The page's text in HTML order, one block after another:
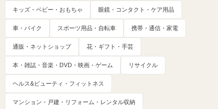
キッズ・ベビー・おもちゃ 眼鏡・コンタクト・ケア用品
車・バイク スポーツ用品・自転車 携帯・通信・家電
通販・ネットショップ 花・ギフト・手芸
本・雑誌・音楽・DVD・映画・ゲーム リサイクル
ヘルス&ビューティ・フィットネス
マンション・戸建・リフォーム・レンタル収納